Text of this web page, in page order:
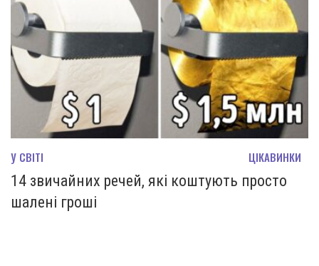
У СВІТІ ЦІКАВИНКИ
14 звичайних речей, які коштують просто
шалені гроші